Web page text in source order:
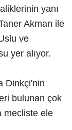
yanı
Akman ile
ve
yer alıyor.
Dinkçi'nin
bulunan çok
mecliste ele